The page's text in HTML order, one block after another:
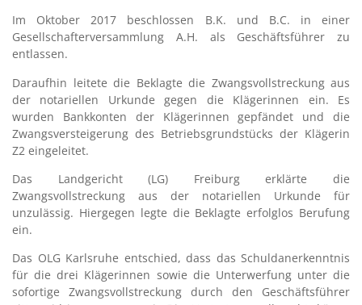
Im Oktober 2017 beschlossen B.K. und B.C. in einer
Gesellschafterversammlung A.H. als Geschäftsführer zu
entlassen.
Daraufhin leitete die Beklagte die Zwangsvollstreckung aus
der notariellen Urkunde gegen die Klägerinnen ein. Es
wurden Bankkonten der Klägerinnen gepfändet und die
Zwangsversteigerung des Betriebsgrundstücks der Klägerin
Z2 eingeleitet.
Das Landgericht (LG) Freiburg erklärte die
Zwangsvollstreckung aus der notariellen Urkunde für
unzulässig. Hiergegen legte die Beklagte erfolglos Berufung
ein.
Das OLG Karlsruhe entschied, dass das Schuldanerkenntnis
für die drei Klägerinnen sowie die Unterwerfung unter die
sofortige Zwangsvollstreckung durch den Geschäftsführer